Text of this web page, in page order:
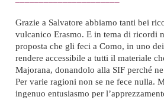
Grazie a Salvatore abbiamo tanti bei
vulcanico Erasmo. E in tema di ricordi
proposta che gli feci a Como, in uno
rendere accessibile a tutti il materiale
Majorana, donandolo alla SIF perché
Per varie ragioni non se ne fece nulla.
ingenuo entusiasmo per